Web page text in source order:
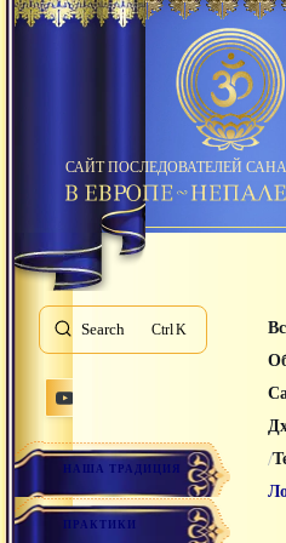
САЙТ ПОСЛЕДОВАТЕЛЕЙ
Search K
НАША ТРАДИЦИЯ
ПРАКТИКИ
/